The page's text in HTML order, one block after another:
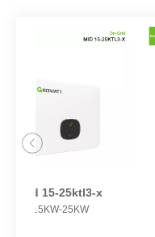
Mid 15-25ktl3-x
15KW-25KW